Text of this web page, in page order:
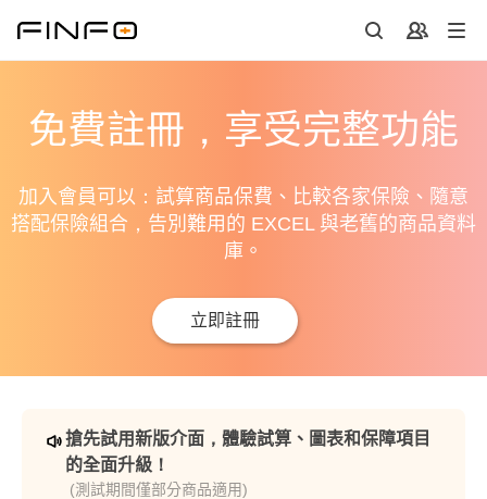
免費註冊，享受完整功能
加入會員可以：試算商品保費、比較各家保險、隨意
搭配保險組合，告別難用的 EXCEL 與老舊的商品資料
庫。
立即註冊
搶先試用新版介面，體驗試算、圖表和保障項目
的全面升級！
(測試期間僅部分商品適用)